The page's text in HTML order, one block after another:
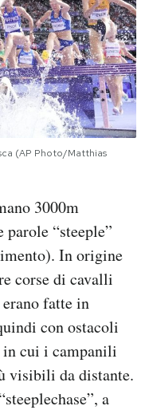
(AP Photo/Matthias
3000m
parole “steeple”
In origine
corse di cavalli
fatte in
con ostacoli
in cui i campanili
visibili da distante.
a